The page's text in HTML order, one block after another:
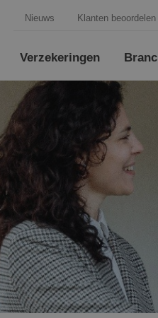
Nieuws Klanten
Verzekeringen